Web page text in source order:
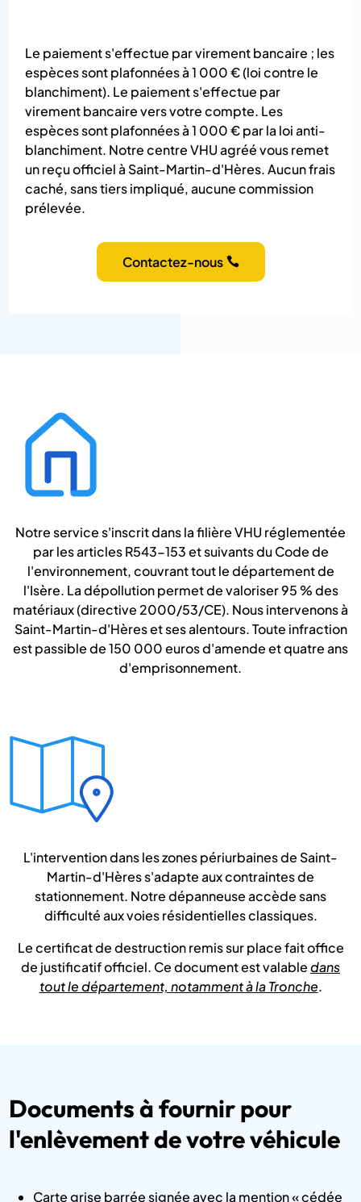
Le paiement s'effectue par virement bancaire ; les
espèces sont plafonnées à 1 000 € (loi contre le
blanchiment). Le paiement s'effectue par
virement bancaire vers votre compte. Les
espèces sont plafonnées à 1 000 € par la loi anti-
blanchiment. Notre centre VHU agréé vous remet
un reçu officiel à Saint-Martin-d'Hères. Aucun frais
caché, sans tiers impliqué, aucune commission
prélevée.
Contactez-nous
Notre service s'inscrit dans la filière VHU réglementée
par les articles R543-153 et suivants du Code de
l'environnement, couvrant tout le département de
l'Isère. La dépollution permet de valoriser 95 % des
matériaux (directive 2000/53/CE). Nous intervenons à
Saint-Martin-d'Hères et ses alentours. Toute infraction
est passible de 150 000 euros d'amende et quatre ans
d'emprisonnement.
L'intervention dans les zones périurbaines de Saint-
Martin-d'Hères s'adapte aux contraintes de
stationnement. Notre dépanneuse accède sans
difficulté aux voies résidentielles classiques.
Le certificat de destruction remis sur place fait office
de justificatif officiel. Ce document est valabledans
tout le département, notamment à la Tronche.
Documents à fournir pour
l'enlèvement de votre véhicule
Carte grise barrée signée avec la mention « cédée